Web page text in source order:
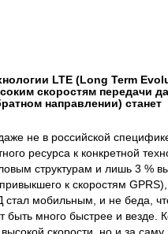
LTE (Long Term
скоростям передачи
направлении) станет
не в российской
ресурса к конкретной
структурам и лишь 3 %
к скоростям
мобильным, и не беда,
много быстрее и везде.